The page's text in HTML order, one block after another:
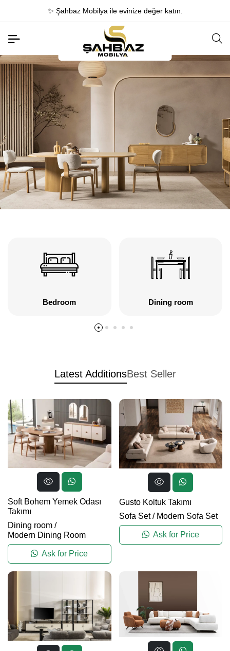
değer katın. 📍 Konya & Beyşehir
Bedroom Dining room
Latest AdditionsBest Seller
Soft Bohem Yemek Odası
Takımı
Dining room /
Modern Dining Room
Ask for Price
Gusto Koltuk Takımı
Sofa Set/ Modern Sofa Set
Ask for Price